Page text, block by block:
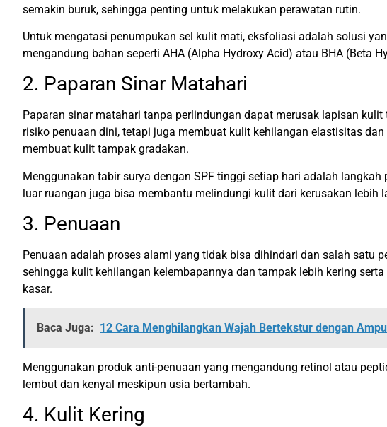
semakin buruk, sehingga penting untuk melakukan perawatan rutin.
Untuk mengatasi penumpukan sel kulit mati, eksfoliasi adalah solusi
mengandung bahan seperti AHA (Alpha Hydroxy Acid) atau BHA (Beta
2. Paparan Sinar Matahari
Paparan sinar matahari tanpa perlindungan dapat merusak lapisan
risiko penuaan dini, tetapi juga membuat kulit kehilangan elastisitas
membuat kulit tampak gradakan.
Menggunakan tabir surya dengan SPF tinggi setiap hari adalah
luar ruangan juga bisa membantu melindungi kulit dari kerusakan lebih
3. Penuaan
Penuaan adalah proses alami yang tidak bisa dihindari dan salah satu
sehingga kulit kehilangan kelembapannya dan tampak lebih kering
kasar.
Baca Juga: 12 Cara Menghilangkan Wajah Bertekstur dengan
Menggunakan produk anti-penuaan yang mengandung retinol atau
lembut dan kenyal meskipun usia bertambah.
4. Kulit Kering